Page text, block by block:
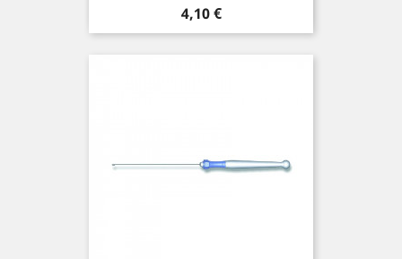
Precio
4,10 €